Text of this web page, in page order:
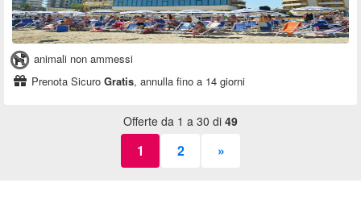
animali non ammessi
Prenota Sicuro Gratis, annulla fino a 14 giorni
Offerte da 1 a 30 di 49
1 2 »